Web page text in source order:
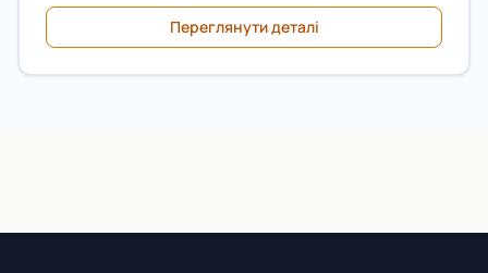
Переглянути деталі